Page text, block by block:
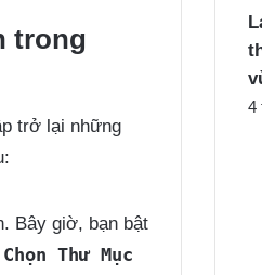
trong
trở lại những
Bây giờ, bạn bật
Chọn Thư Mục
4